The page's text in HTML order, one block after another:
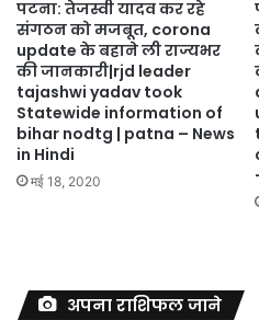
पटना: तेजस्वी यादव कर रहे
संगठन को मजबूत, corona
update के बहाने ली राज्यभर
की जानकारी|rjd leader
tajashwi yadav took
Statewide information of
bihar nodtg | patna – News
in Hindi
मई 18, 2020
अपना राशिफल जाने